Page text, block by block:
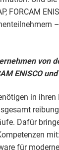
FORCAM
von
ENISCO
in ihren
Dafür
für